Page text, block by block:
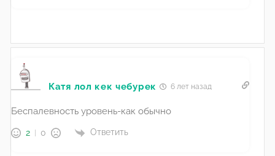
Катя лол кек чебурек 6 лет назад
Беспалевность уровень-как обычно
2 0 Ответить